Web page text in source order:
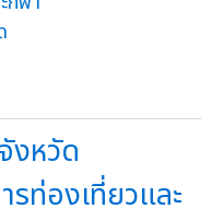
งหวัด
รท่องเที่ยวและ